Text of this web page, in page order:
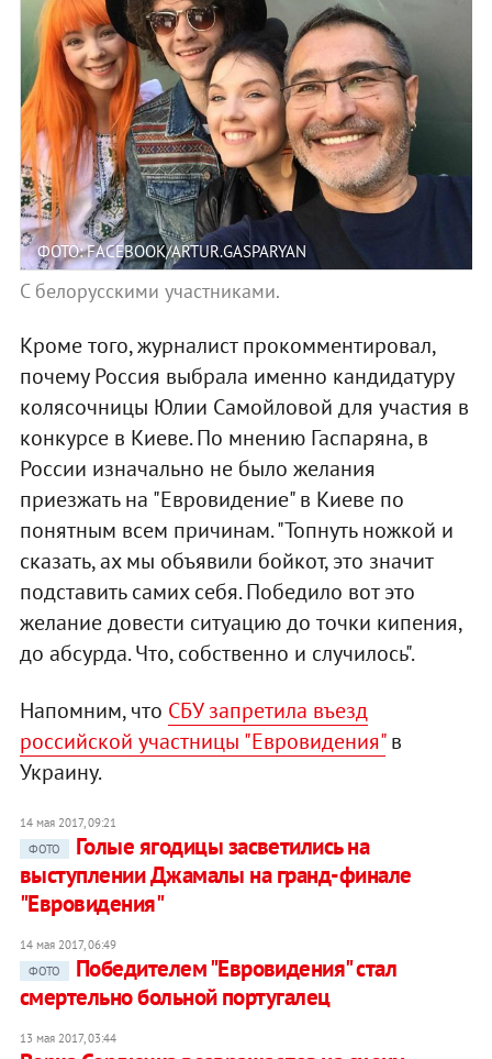
ФОТО: FACEBOOK/ARTUR.GASPARYAN
С белорусскими участниками.
Кроме того, журналист прокомментировал,
почему Россия выбрала именно кандидатуру
колясочницы Юлии Самойловой для участия в
конкурсе в Киеве. По мнению Гаспаряна, в
России изначально не было желания
приезжать на "Евровидение" в Киеве по
понятным всем причинам. "Топнуть ножкой и
сказать, ах мы объявили бойкот, это значит
подставить самих себя. Победило вот это
желание довести ситуацию до точки кипения,
до абсурда. Что, собственно и случилось".
Напомним, что СБУ запретила въезд
российской участницы "Евровидения"в
Украину.
14 мая 2017, 09:21
ФОТО
Голые ягодицы засветились на
выступлении Джамалы на гранд-финале
"Евровидения"
14 мая 2017, 06:49
ФОТО
Победителем "Евровидения" стал
смертельно больной португалец
13 мая 2017, 03:44